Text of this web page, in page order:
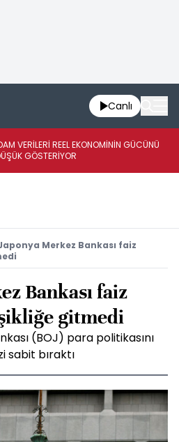
Canlı
VERİLERİ REEL EKONOMİNİN GÜCÜNÜ
GÖSTERİYOR
Merkez Bankası faiz
Bankası faiz
gitmedi
(BOJ) para politikasını
sabit bıraktı